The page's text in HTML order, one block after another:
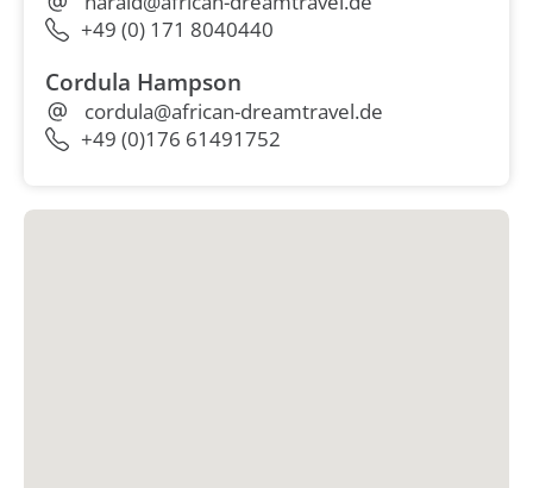
+49 (0) 171 8040440
Cordula Hampson
cordula@african-dreamtravel.de
+49 (0)176 61491752